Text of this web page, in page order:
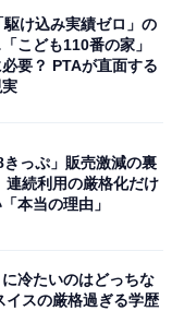
駆け込み実績ゼロ」の
こども110番の家」
要？ PTAが直面する
きっぷ」販売激減の裏
連続利用の厳格化だけ
本当の理由」
に冷たいのはどっちな
イスの厳格過ぎる学歴